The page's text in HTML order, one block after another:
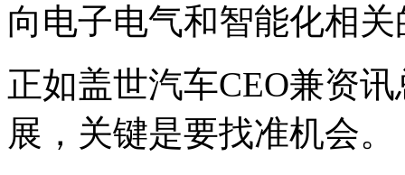
向电子电气和智能化相
正如盖世汽车CEO兼资讯
展，关键是要找准机会。